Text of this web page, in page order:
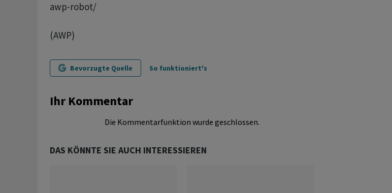
awp-robot/
(AWP)
Bevorzugte Quelle So funktioniert's
Ihr Kommentar
Die Kommentarfunktion wurde geschlossen.
DAS KÖNNTE SIE AUCH INTERESSIEREN